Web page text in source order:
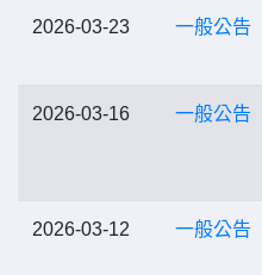
2026-03-23 一般公告
2026-03-16 一般公告
2026-03-12 一般公告